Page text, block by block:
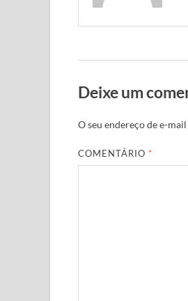
Deixe um
O seu endereço de e-
COMENTÁRIO *